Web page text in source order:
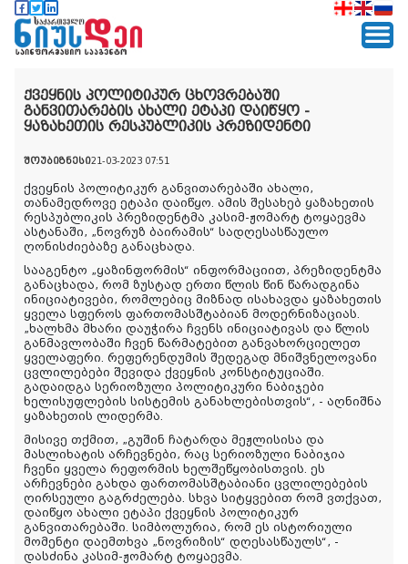
ქვეყნის პოლიტიკურ ცხოვრებაში
განვითარების ახალი ეტაპი დაიწყო -
ყაზახეთის რესპუბლიკის პრეზიდენტი
შოუბიზნესი21-03-2023 07:51
ქვეყნის პოლიტიკურ განვითარებაში ახალი,
თანამედროვე ეტაპი დაიწყო. ამის შესახებ ყაზახეთის
რესპუბლიკის პრეზიდენტმა კასიმ-ჟომარტ ტოყაევმა
ასტანაში, „ნოვრუზ ბაირამის“ სადღესასწაულო
ღონისძიებაზე განაცხადა.
სააგენტო „ყაზინფორმის“ ინფორმაციით, პრეზიდენტმა
განაცხადა, რომ ზუსტად ერთი წლის წინ წარადგინა
ინიციატივები, რომლებიც მიზნად ისახავდა ყაზახეთის
ყველა სფეროს ფართომასშტაბიან მოდერნიზაციას.
„ხალხმა მხარი დაუჭირა ჩვენს ინიციატივას და წლის
განმავლობაში ჩვენ წარმატებით განვახორციელეთ
ყველაფერი. რეფერენდუმის შედეგად მნიშვნელოვანი
ცვლილებები შევიდა ქვეყნის კონსტიტუციაში.
გადაიდგა სერიოზული პოლიტიკური ნაბიჯები
ხელისუფლების სისტემის განახლებისთვის“, - აღნიშნა
ყაზახეთის ლიდერმა.
მისივე თქმით, „გუშინ ჩატარდა მეჟლისისა და
მასლიხატის არჩევნები, რაც სერიოზული ნაბიჯია
ჩვენი ყველა რეფორმის ხელშეწყობისთვის. ეს
არჩევნები გახდა ფართომასშტაბიანი ცვლილებების
ღირსეული გაგრძელება. სხვა სიტყვებით რომ ვთქვათ,
დაიწყო ახალი ეტაპი ქვეყნის პოლიტიკურ
განვითარებაში. სიმბოლურია, რომ ეს ისტორიული
მომენტი დაემთხვა „ნოვრიზის“ დღესასწაულს“, -
დასძინა კასიმ-ჟომარტ ტოყაევმა.